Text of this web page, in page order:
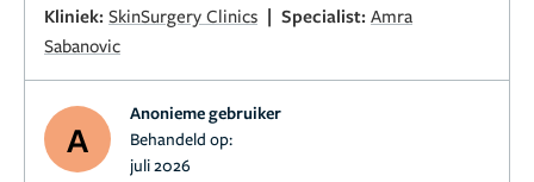
Kliniek: SkinSurgery Clinics | Specialist: Amra
Sabanovic
A
Anonieme gebruiker
Behandeld op:
juli 2026